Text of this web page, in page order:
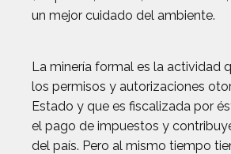
un mejor cuidado del ambiente.
La minería formal es la actividad
los permisos y autorizaciones
Estado y que es fiscalizada por
el pago de impuestos y
del país. Pero al mismo tiempo